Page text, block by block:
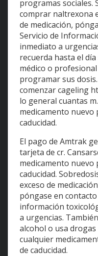
programas sociales.
comprar naltrexona
de medicación,
Servicio de
inmediato a
recuerda hasta el
médico o
programar sus dosis.
comenzar cageling
lo general cuantas
medicamento nuevo
caducidad.
El pago de Amtrak
tarjeta de cr.
medicamento nuevo
caducidad.
exceso de
póngase en
información
a urgencias.
alcohol o usa drogas
cualquier
de caducidad.